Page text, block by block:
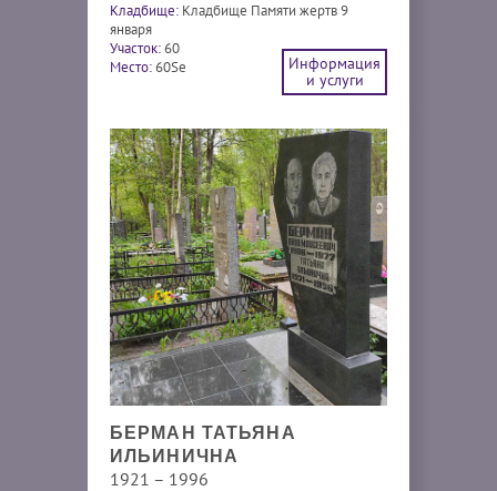
Кладбище: Кладбище Памяти жертв 9
января
Участок:60
Место:60Se
Информация
и услуги
БЕРМАН ТАТЬЯНА
ИЛЬИНИЧНА
1921 – 1996